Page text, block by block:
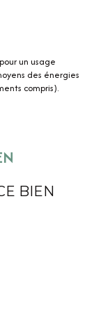
un usage
des énergies
compris).
BIEN